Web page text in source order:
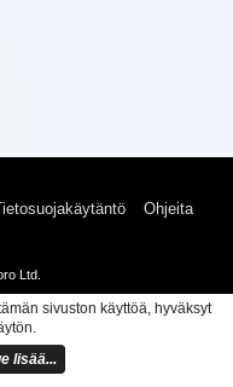
Ohjeita
Ltd.
sivuston käyttöä, hyväksyt
lisää...